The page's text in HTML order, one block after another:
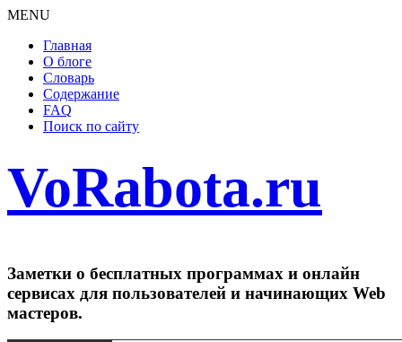
MENU
Главная
О блоге
Словарь
Содержание
FAQ
Поиск по сайту
VoRabota.ru
Заметки о бесплатных программах и онлайн
сервисах для пользователей и начинающих Web
мастеров.